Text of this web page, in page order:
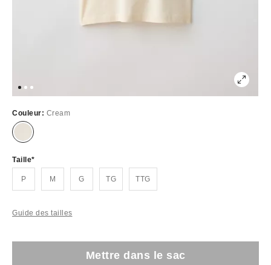
Couleur: Cream
Taille
P M G TG TTG
Guide des tailles
Mettre dans le sac